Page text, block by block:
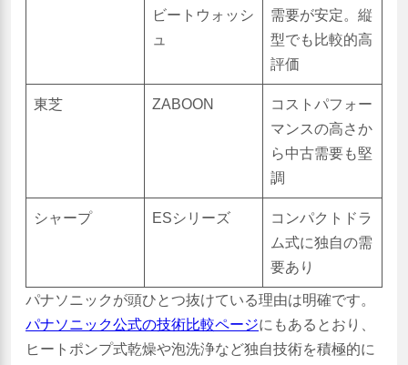
ビートウォッシ
ュ
需要が安定。縦
型でも比較的高
評価
東芝 ZABOON
コストパフォー
マンスの高さか
ら中古需要も堅
調
シャープ ESシリーズ
コンパクトドラ
ム式に独自の需
要あり
パナソニックが頭ひとつ抜けている理由は明確です。
パナソニック公式の技術比較ページにもあるとおり、
ヒートポンプ式乾燥や泡洗浄など独自技術を積極的に